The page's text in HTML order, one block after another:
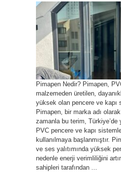
Pimapen Nedir? Pimapen,
malzemeden üretilen,
yüksek olan pencere ve kapı
Pimapen, bir marka adı
zamanla bu terim, Türkiye’de
PVC pencere ve kapı
kullanılmaya başlanmıştır.
ve ses yalıtımında yüksek
nedenle enerji verimliliğini
sahipleri tarafından ...